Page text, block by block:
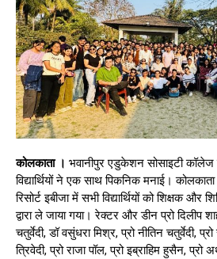
कोलकाता । भवानीपुर एडुकेशन सोसाइटी
विद्यार्थियों ने एक साथ पिकनिक मनाई।
रिसोर्ट इबीजा में सभी विद्यार्थियों को शिक्षक और
द्वारा ले जाया गया। रेक्टर और डीन प्रो दिलीप
चतुर्वेदी, डॉ वसुंधरा मिश्र, प्रो नीतिन चतुर्वेदी,
त्रिवेदी, प्रो राजा पॉल, प्रो इब्राहिम हुसैन, प्रो